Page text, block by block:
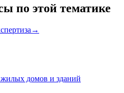
по этой тематике
→
домов и зданий